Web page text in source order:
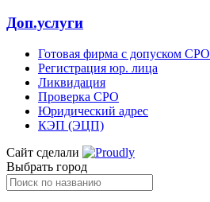
Доп.услуги
Готовая фирма с допуском СРО
Регистрация юр. лица
Ликвидация
Проверка СРО
Юридический адрес
КЭП (ЭЦП)
Сайт сделали
Выбрать город